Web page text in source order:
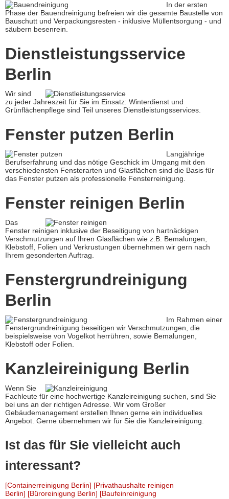
In der ersten
Phase der Bauendreinigung befreien wir die gesamte Baustelle von
Bauschutt und Verpackungsresten - inklusive Müllentsorgung - und
säubern besenrein.
Dienstleistungsservice
Berlin
Wir sind
zu jeder Jahreszeit für Sie im Einsatz: Winterdienst und
Grünflächenpflege sind Teil unseres Dienstleistungsservices.
Fenster putzen Berlin
Langjährige
Berufserfahrung und das nötige Geschick im Umgang mit den
verschiedensten Fensterarten und Glasflächen sind die Basis für
das Fenster putzen als professionelle Fensterreinigung.
Fenster reinigen Berlin
Das
Fenster reinigen inklusive der Beseitigung von hartnäckigen
Verschmutzungen auf Ihren Glasflächen wie z.B. Bemalungen,
Klebstoff, Folien und Verkrustungen übernehmen wir gern nach
Ihrem gesonderten Auftrag.
Fenstergrundreinigung
Berlin
Im Rahmen einer
Fenstergrundreinigung beseitigen wir Verschmutzungen, die
beispielsweise von Vogelkot herrühren, sowie Bemalungen,
Klebstoff oder Folien.
Kanzleireinigung Berlin
Wenn Sie
Fachleute für eine hochwertige Kanzleireinigung suchen, sind Sie
bei uns an der richtigen Adresse. Wir vom Großer
Gebäudemanagement erstellen Ihnen gerne ein individuelles
Angebot. Gerne übernehmen wir für Sie die Kanzleireinigung.
Ist das für Sie vielleicht auch
interessant?
[Containerreinigung Berlin] [Privathaushalte reinigen
Berlin] [Büroreinigung Berlin] [Baufeinreinigung